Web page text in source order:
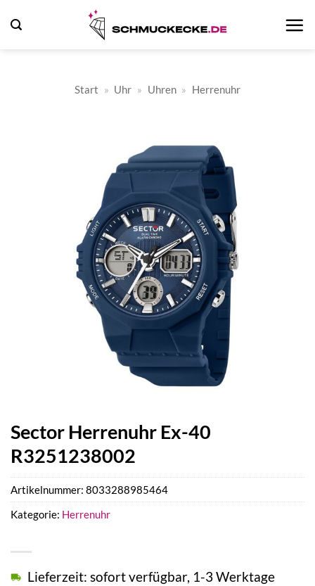
Inhalt
Start » Uhr » Uhren » Herrenuhr
Sector Herrenuhr Ex-40
R3251238002
Lieferzeit: sofort verfügbar, 1-3 Werktage
Artikelnummer: 8033288985464
Kategorie: Herrenuhr